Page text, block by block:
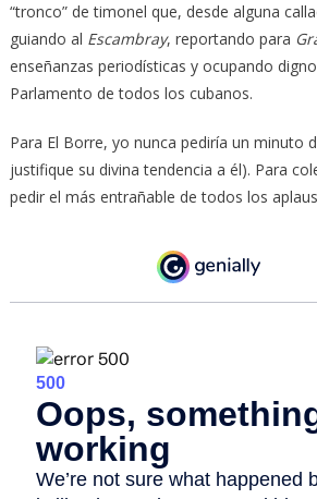
“tronco” de timonel que, desde alguna
guiando al Escambray, reportando para
enseñanzas periodísticas y ocupando
Parlamento de todos los cubanos.
Para El Borre, yo nunca pediría un minuto
justifique su divina tendencia a él). Para
pedir el más entrañable de todos los